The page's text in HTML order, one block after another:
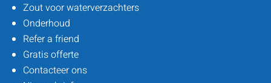
Zout voor waterverzachters
Onderhoud
Refer a friend
Gratis offerte
Contacteer ons